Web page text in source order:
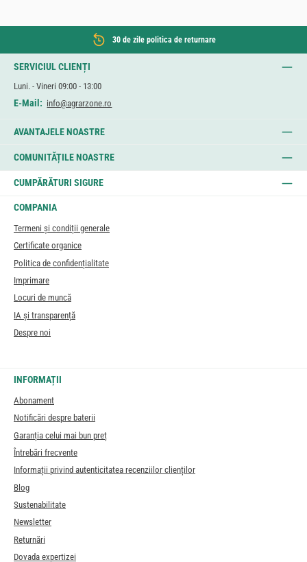
30 de zile politica de returnare
SERVICIUL CLIENȚI
Luni. - Vineri 09:00 - 13:00
E-Mail: info@agrarzone.ro
AVANTAJELE NOASTRE
COMUNITĂȚILE NOASTRE
CUMPĂRĂTURI SIGURE
COMPANIA
Termeni și condiții generale
Certificate organice
Politica de confidențialitate
Imprimare
Locuri de muncă
IA și transparență
Despre noi
INFORMAȚII
Abonament
Notificări despre baterii
Garanția celui mai bun preț
Întrebări frecvente
Informații privind autenticitatea recenziilor clienților
Blog
Sustenabilitate
Newsletter
Returnări
Dovada expertizei